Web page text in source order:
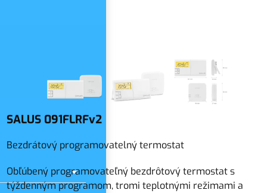
SALUS 091FLRFv2
Bezdrátový programovatelný termostat
Obľúbený programovateľný bezdrôtový termostat s
týždenným programom, tromi teplotnými režimami a